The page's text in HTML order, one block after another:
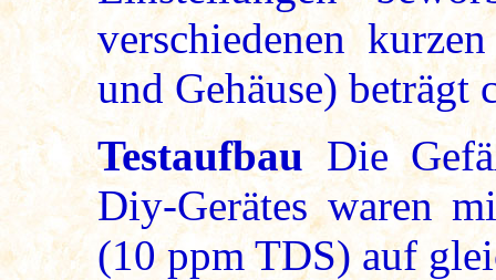
verschiedenen
und Gehäuse) beträgt
TestaufbauDie
Diy-Gerätes waren
(10 ppm TDS) auf